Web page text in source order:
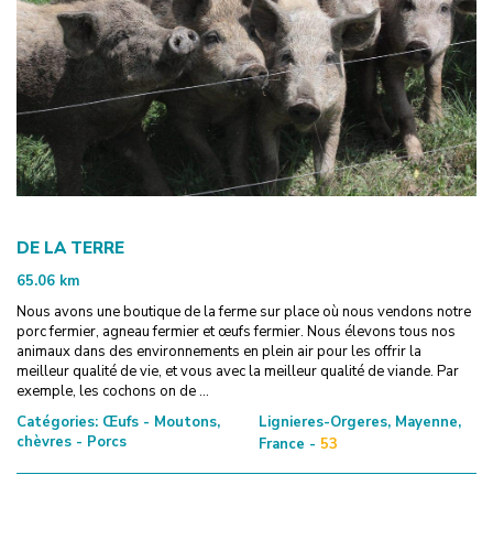
DE LA TERRE
65.06 km
Nous avons une boutique de la ferme sur place où nous vendons notre
porc fermier, agneau fermier et œufs fermier. Nous élevons tous nos
animaux dans des environnements en plein air pour les offrir la
meilleur qualité de vie, et vous avec la meilleur qualité de viande. Par
exemple, les cochons on de ...
Catégories: Œufs - Moutons,
chèvres - Porcs
Lignieres-Orgeres, Mayenne,
France - 53